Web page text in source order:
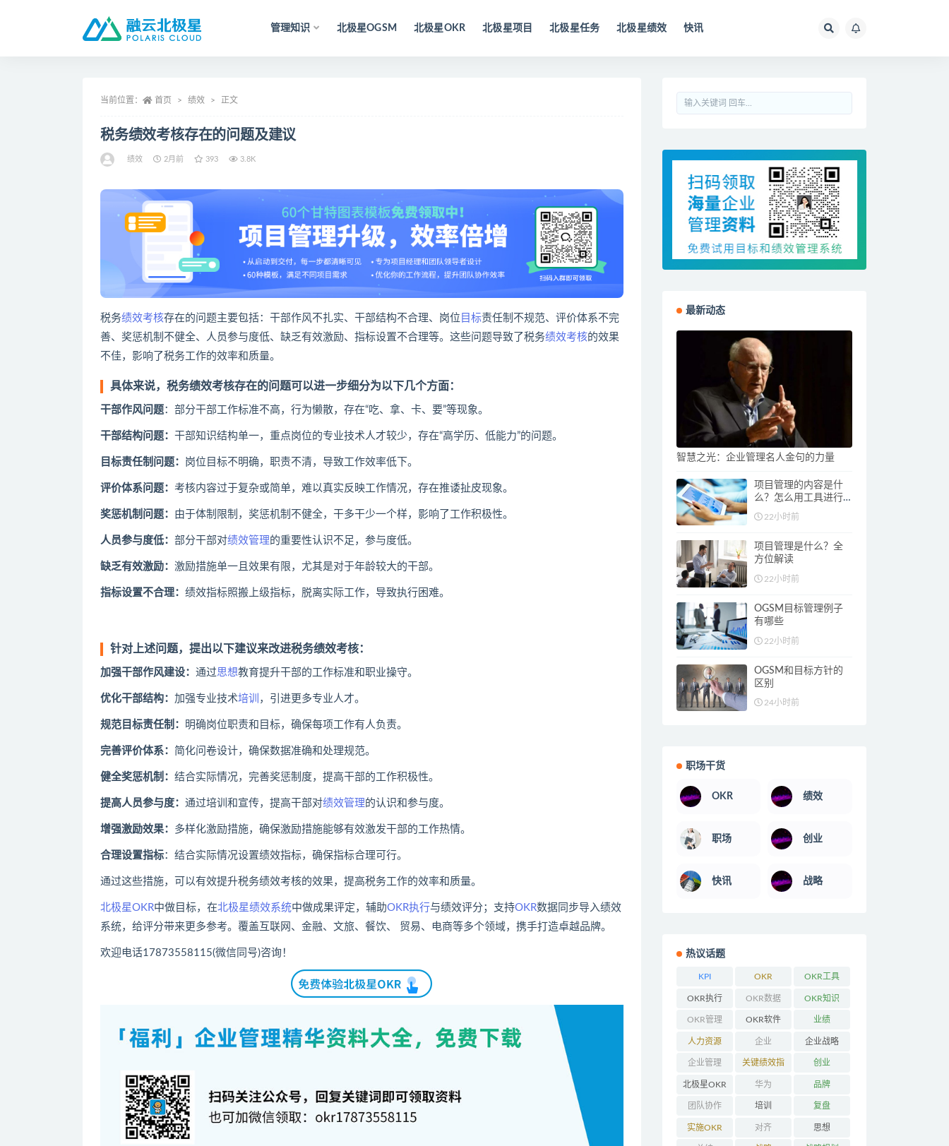
管理知识 北极星OGSM 北极星OKR 北极星项目 北极星任务 北极星绩效 快讯
当前位置： 首页 绩效 正文
税务绩效考核存在的问题及建议
绩效 2月前 393 3.8K
‌税务绩效考核存在的问题主要包括：干部作风不扎实、干部结构不合理、岗位 目标责任制不规范、评价体系不完
善、奖惩机制不健全、人员参与度低、缺乏有效激励、指标设置不合理等。‌这些问题导致了税务绩效考核 的效果
不佳，影响了税务工作的效率和质量‌。
具体来说，税务绩效考核存在的问题可以进一步细分为以下几个方面：
干部作风问题‌：部分干部工作标准不高，行为懒散，存在“吃、拿、卡、要”等现象‌。
‌干部结构问题‌： 干部知识结构单一，重点岗位的专业技术人才较少，存在“高学历、低能力”的问题‌。
‌目标责任制问题‌： 岗位目标不明确，职责不清，导致工作效率低下‌。
‌评价体系问题‌： 考核内容过于复杂或简单，难以真实反映工作情况，存在推诿扯皮现象‌。
‌奖惩机制问题‌： 由于体制限制，奖惩机制不健全，干多干少一个样，影响了工作积极性‌。
‌人员参与度低‌： 部分干部对绩效管理 的重要性认识不足，参与度低‌。
‌缺乏有效激励‌： 激励措施单一且效果有限，尤其是对于年龄较大的干部‌。
‌指标设置不合理‌： 绩效指标照搬上级指标，脱离实际工作，导致执行困难‌。
针对上述问题，提出以下建议来改进税务绩效考核：
‌加强干部作风建设‌： 通过思想教育提升干部的工作标准和职业操守‌。
‌优化干部结构‌： 加强专业技术培训 ，引进更多专业人才‌。
‌规范目标责任制‌： 明确岗位职责和目标，确保每项工作有人负责‌。
‌完善评价体系‌： 简化问卷设计，确保数据准确和处理规范‌。
‌健全奖惩机制‌： 结合实际情况，完善奖惩制度，提高干部的工作积极性‌。
‌提高人员参与度‌： 通过培训和宣传，提高干部对绩效管理 的认识和参与度‌。
‌增强激励效果‌： 多样化激励措施，确保激励措施能够有效激发干部的工作热情‌。
‌合理设置指标‌：结合实际情况设置绩效指标，确保指标合理可行‌。
通过这些措施，可以有效提升税务绩效考核的效果，提高税务工作的效率和质量。
北极星OKR中做目标，在北极星绩效系统中做成果评定，辅助OKR执行与绩效评分；支持OKR数据同步导入绩效
系统，给评分带来更多参考。覆盖互联网、金融、文旅、餐饮、 贸易、电商等多个领域，携手打造卓越品牌。
欢迎电话17873558115(微信同号)咨询！
最新动态
智慧之光：企业管理名人金句的力量
项目管理的内容是什
么？怎么用工具进行
管理？
22小时前
项目管理是什么？全
方位解读
22小时前
OGSM目标管理例子
有哪些
22小时前
OGSM和目标方针的
区别
24小时前
职场干货
OKR 绩效
职场 创业
快讯 战略
热议话题
KPI OKR OKR工具
OKR执行 OKR数据 OKR知识
OKR管理 OKR软件 业绩
人力资源 企业 企业战略
企业管理 关键绩效指
标
创业
北极星OKR 华为 品牌
团队协作 培训 复盘
实施OKR 对齐 思想